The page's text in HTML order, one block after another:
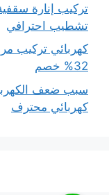
تشطيب احترافي
كهربائي تركيب
32% خصم
سبب ضعف
كهربائي محترف